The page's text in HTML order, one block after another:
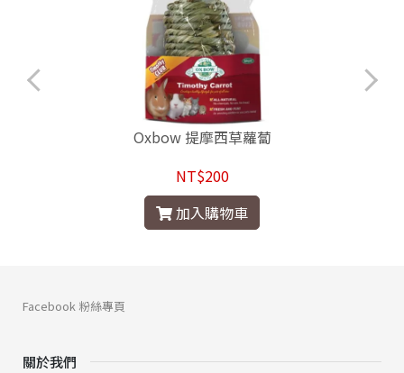
Oxbow 提摩西草蘿蔔
NT$200
加入購物車
關於我們
Facebook 粉絲專頁